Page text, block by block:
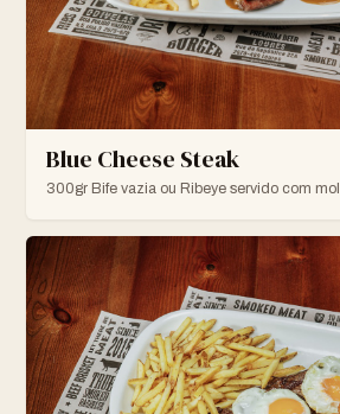
Blue Cheese Steak
300gr Bife vazia ou Ribeye servido com